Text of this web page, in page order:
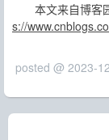
本文来自博客
s://
posted @ 2023-